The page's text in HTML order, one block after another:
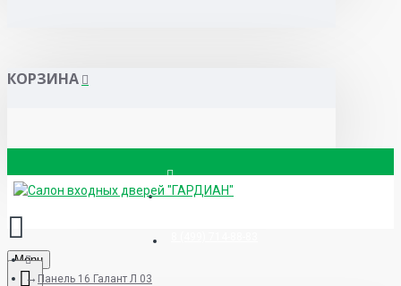
КОРЗИНА
Вызвать замерщика
Menu
Панель 16 Галант Л 03